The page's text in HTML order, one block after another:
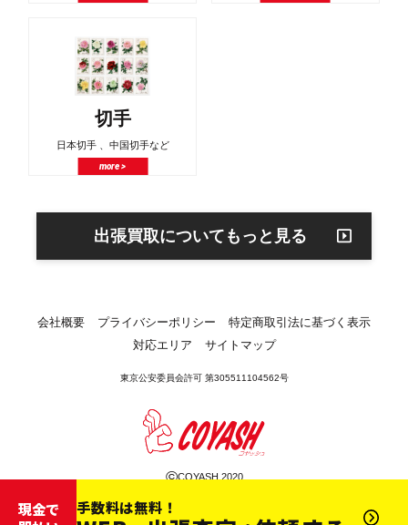
切手
日本切手 、中国切手など
more >
出張買取についてもっと見る
会社概要 プライバシーポリシー
特定商取引法に基づく表示
対応エリア
サイトマップ
東京公安委員会許可 第305511104562号
©COYASH 2020
現金で
手数料は無料！